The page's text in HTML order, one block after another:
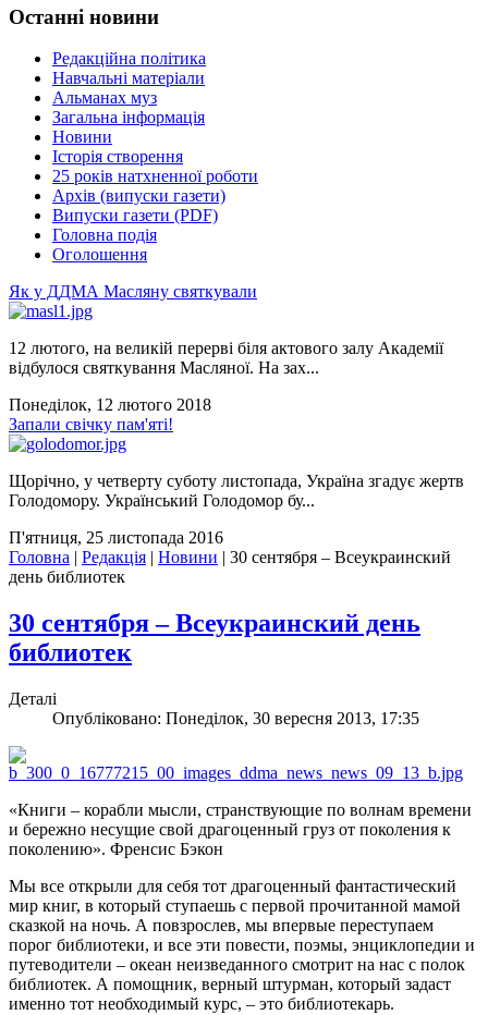
Останні новини
Редакційна політика
Навчальні матеріали
Альманах муз
Загальна інформація
Новини
Історія створення
25 років натхненної роботи
Архів (випуски газети)
Випуски газети (PDF)
Головна подія
Оголошення
Як у ДДМА Масляну святкували
12 лютого, на великій перерві біля актового залу Академії
відбулося святкування Масляної. На зах...
Понеділок, 12 лютого 2018
Запали свічку пам'яті!
Щорічно, у четверту суботу листопада, Україна згадує жертв
Голодомору. Український Голодомор бу...
П'ятниця, 25 листопада 2016
Головна | Редакція | Новини | 30 сентября – Всеукраинский
день библиотек
30 сентября – Всеукраинский день
библиотек
Деталі
Опубліковано: Понеділок, 30 вересня 2013, 17:35
«Книги – корабли мысли, странствующие по волнам времени
и бережно несущие свой драгоценный груз от поколения к
поколению». Френсис Бэкон
Мы все открыли для себя тот драгоценный фантастический
мир книг, в который ступаешь с первой прочитанной мамой
сказкой на ночь. А повзрослев, мы впервые переступаем
порог библиотеки, и все эти повести, поэмы, энциклопедии и
путеводители – океан неизведанного смотрит на нас с полок
библиотек. А помощник, верный штурман, который задаст
именно тот необходимый курс, – это библиотекарь.